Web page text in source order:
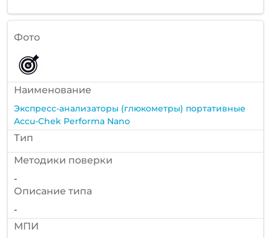
Фото
Наименование
Экспресс-анализаторы (глюкометры) портативные
Accu-Chek Performa Nano
Тип
Методики поверки
-
Описание типа
-
МПИ